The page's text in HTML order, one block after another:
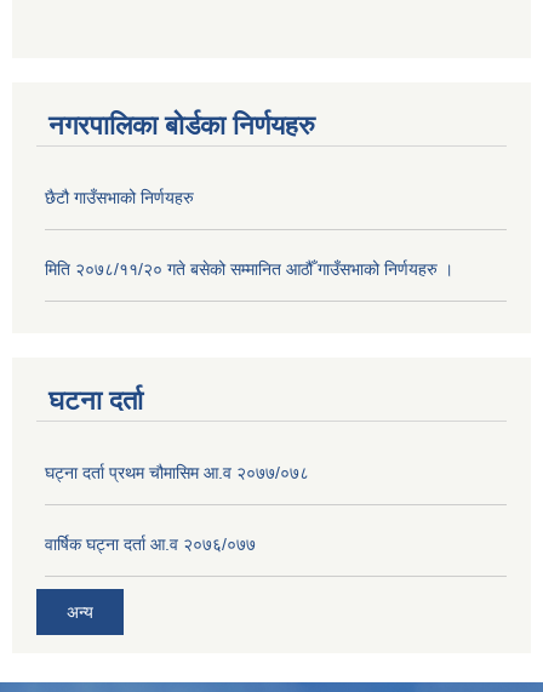
नगरपालिका बोर्डका निर्णयहरु
छैटौ गाउँसभाको निर्णयहरु
मिति २०७८/११/२० गते बसेको सम्मानित आठौँ गाउँसभाको निर्णयहरु ।
घटना दर्ता
घट्ना दर्ता प्रथम चौमासिम आ.व २०७७/०७८
वार्षिक घट्ना दर्ता आ.व २०७६/०७७
अन्य